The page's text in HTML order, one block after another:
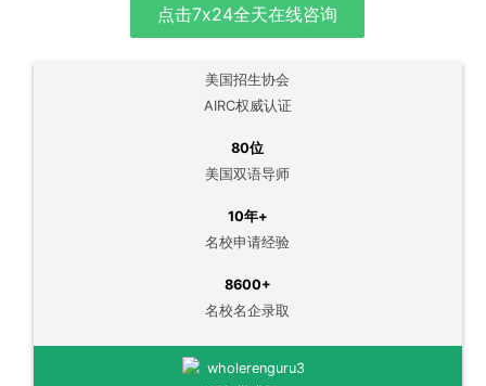
点击7x24全天在线咨询
美国招生协会
AIRC权威认证
80位
美国双语导师
10年+
名校申请经验
8600+
名校名企录取